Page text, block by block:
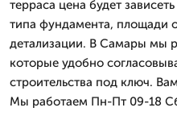
терраса цена будет
типа фундамента, площади
детализации. В Самары мы
которые удобно
строительства под ключ.
Мы работаем Пн-Пт 09-18